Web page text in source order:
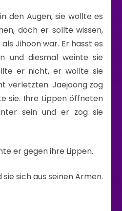
den Augen, sie wollte es
doch er sollte wissen,
Jihoon war. Er hasst es
und diesmal weinte sie
er nicht, er wollte sie
verletzten. Jaejoong zog
sie. Ihre Lippen öffneten
sein und er zog sie
er gegen ihre Lippen.
sie sich aus seinen Armen.